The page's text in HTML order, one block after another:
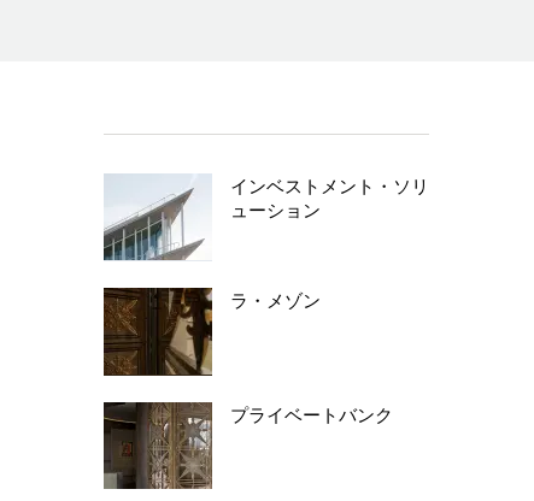
インベストメント・ソリ
ューション
ラ・メゾン
プライベートバンク